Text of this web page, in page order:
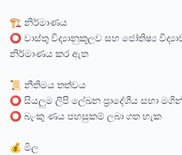
🏗️ නිර්මාණය
⭕ වාස්තු විද්‍යානුකූලව සහ ජෝතිෂ්‍ය
නිර්මාණය කර ඇත
📜 නීතිමය තත්වය
⭕ සියලුම ලිපි ලේඛන ප්‍රාදේශීය සභා
⭕ බැංකු ණය පහසුකම් ලබා ගත හැක
💰 මිල